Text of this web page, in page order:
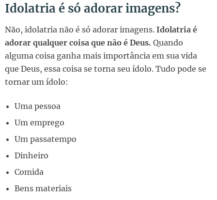
Idolatria é só adorar imagens?
Não, idolatria não é só adorar imagens. Idolatria é
adorar qualquer coisa que não é Deus. Quando
alguma coisa ganha mais importância em sua vida
que Deus, essa coisa se torna seu ídolo. Tudo pode se
tornar um ídolo:
Uma pessoa
Um emprego
Um passatempo
Dinheiro
Comida
Bens materiais